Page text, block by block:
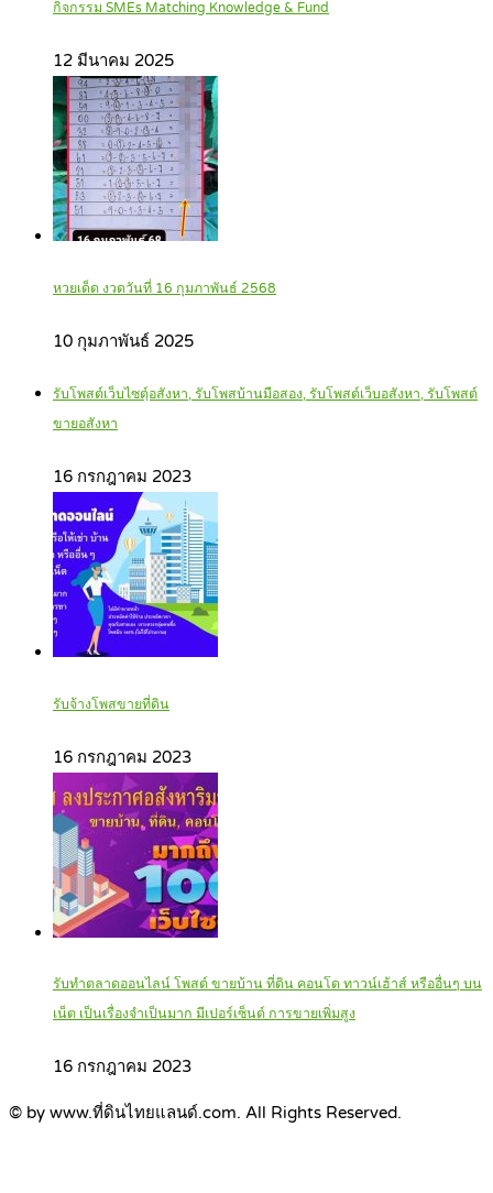
กิจกรรม SMEs Matching Knowledge & Fund
12 มีนาคม 2025
หวยเด็ด งวดวันที่ 16 กุมภาพันธ์ 2568
10 กุมภาพันธ์ 2025
รับโพสต์เว็บไซตฺ์อสังหา, รับโพสบ้านมือสอง, รับโพสต์เว็บอสังหา, รับโพสต์
ขายอสังหา
16 กรกฎาคม 2023
รับจ้างโพสขายที่ดิน
16 กรกฎาคม 2023
รับทำตลาดออนไลน์ โพสต์ ขายบ้าน ที่ดิน คอนโด ทาวน์เฮ้าส์ หรืออื่นๆ บน
เน็ต เป็นเรื่องจำเป็นมาก มีเปอร์เซ็นต์ การขายเพิ่มสูง
16 กรกฎาคม 2023
© by www.ที่ดินไทยแลนด์.com. All Rights Reserved.